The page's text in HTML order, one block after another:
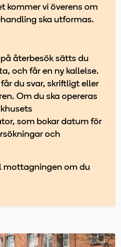
kommer vi överens om
ska utformas.
återbesök sätts du
och får en ny kallelse.
du svar, skriftligt eller
Om du ska opereras
som bokar datum för
och
mottagningen om du